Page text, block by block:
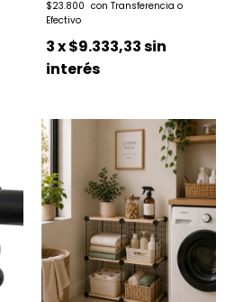
$23.800
3x$9.333,33sin
interés